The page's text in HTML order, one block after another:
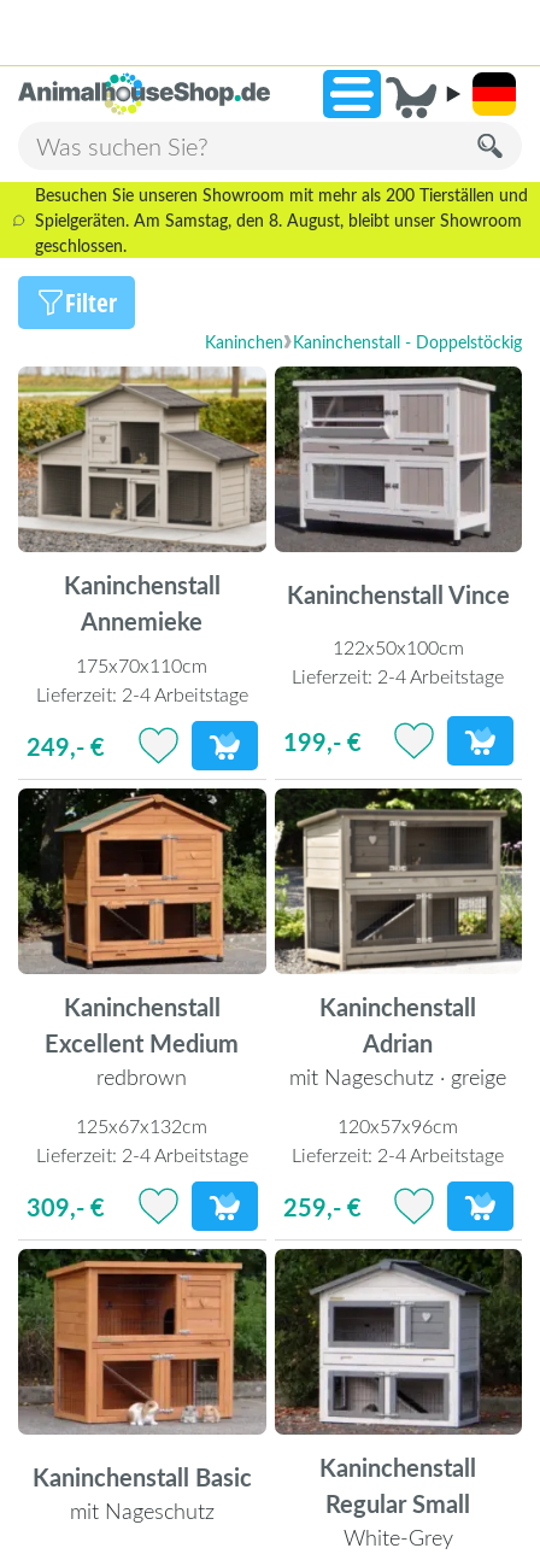
»2.238 Bewertungen!
Besuchen Sie unseren Showroom mit mehr als 200 Tierställen und
Spielgeräten. Am Samstag, den 8. August, bleibt unser Showroom
geschlossen.
Filter
Kaninchen Kaninchenstall - Doppelstöckig
Kaninchenstall
Annemieke
175x70x110cm
Lieferzeit: 2-4 Arbeitstage
249,- €
Kaninchenstall Vince
122x50x100cm
Lieferzeit: 2-4 Arbeitstage
199,- €
Kaninchenstall
Excellent Medium
redbrown
125x67x132cm
Lieferzeit: 2-4 Arbeitstage
309,- €
Kaninchenstall
Adrian
mit Nageschutz · greige
120x57x96cm
Lieferzeit: 2-4 Arbeitstage
259,- €
Kaninchenstall Basic
mit Nageschutz
Kaninchenstall
Regular Small
White-Grey